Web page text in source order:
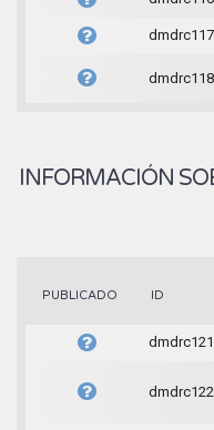
dmdrc117
dmdrc118
INFORMACIÓN
PUBLICADO ID
dmdrc121
dmdrc122